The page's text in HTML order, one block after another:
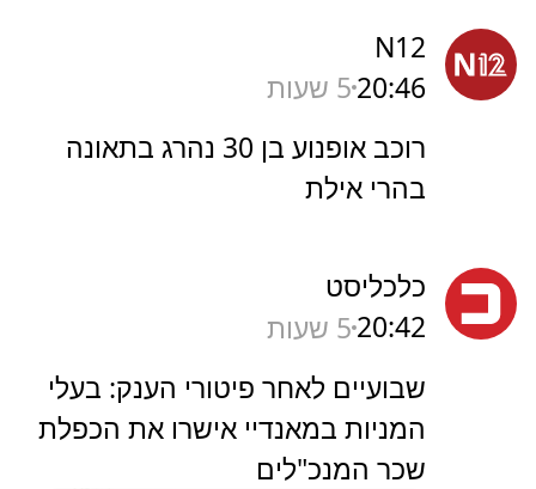
N12
20:465 שעות
רוכב אופנוע בן 30 נהרג בתאונה
בהרי אילת
כלכליסט
20:425 שעות
שבועיים לאחר פיטורי הענק: בעלי
המניות במאנדיי אישרו את הכפלת
שכר המנכ"לים